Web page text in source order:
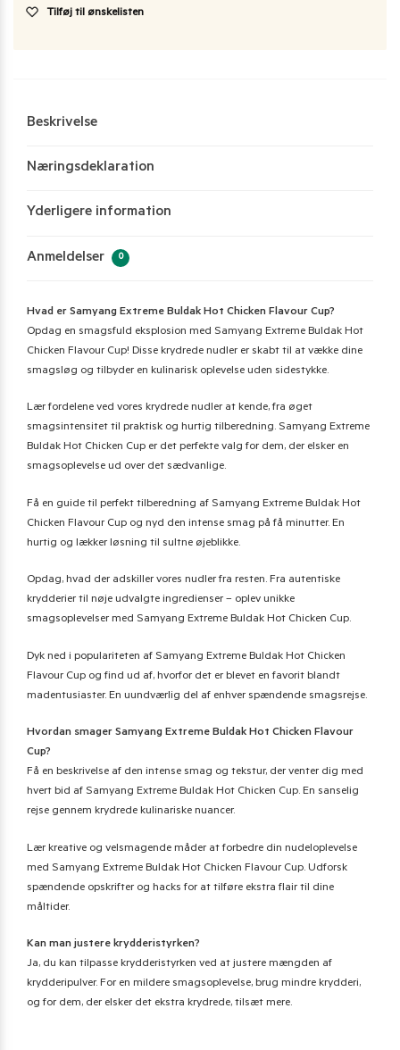
Tilføj til ønskelisten
Beskrivelse
Næringsdeklaration
Yderligere information
Anmeldelser 0
Hvad er Samyang Extreme Buldak Hot Chicken Flavour Cup?
Opdag en smagsfuld eksplosion med Samyang Extreme Buldak Hot
Chicken Flavour Cup! Disse krydrede nudler er skabt til at vække dine
smagsløg og tilbyder en kulinarisk oplevelse uden sidestykke.
Lær fordelene ved vores krydrede nudler at kende, fra øget
smagsintensitet til praktisk og hurtig tilberedning. Samyang Extreme
Buldak Hot Chicken Cup er det perfekte valg for dem, der elsker en
smagsoplevelse ud over det sædvanlige.
Få en guide til perfekt tilberedning af Samyang Extreme Buldak Hot
Chicken Flavour Cup og nyd den intense smag på få minutter. En
hurtig og lækker løsning til sultne øjeblikke.
Opdag, hvad der adskiller vores nudler fra resten. Fra autentiske
krydderier til nøje udvalgte ingredienser – oplev unikke
smagsoplevelser med Samyang Extreme Buldak Hot Chicken Cup.
Dyk ned i populariteten af Samyang Extreme Buldak Hot Chicken
Flavour Cup og find ud af, hvorfor det er blevet en favorit blandt
madentusiaster. En uundværlig del af enhver spændende smagsrejse.
Hvordan smager Samyang Extreme Buldak Hot Chicken Flavour
Cup?
Få en beskrivelse af den intense smag og tekstur, der venter dig med
hvert bid af Samyang Extreme Buldak Hot Chicken Cup. En sanselig
rejse gennem krydrede kulinariske nuancer.
Lær kreative og velsmagende måder at forbedre din nudeloplevelse
med Samyang Extreme Buldak Hot Chicken Flavour Cup. Udforsk
spændende opskrifter og hacks for at tilføre ekstra flair til dine
måltider.
Kan man justere krydderistyrken?
Ja, du kan tilpasse krydderistyrken ved at justere mængden af
krydderipulver. For en mildere smagsoplevelse, brug mindre krydderi,
og for dem, der elsker det ekstra krydrede, tilsæt mere.